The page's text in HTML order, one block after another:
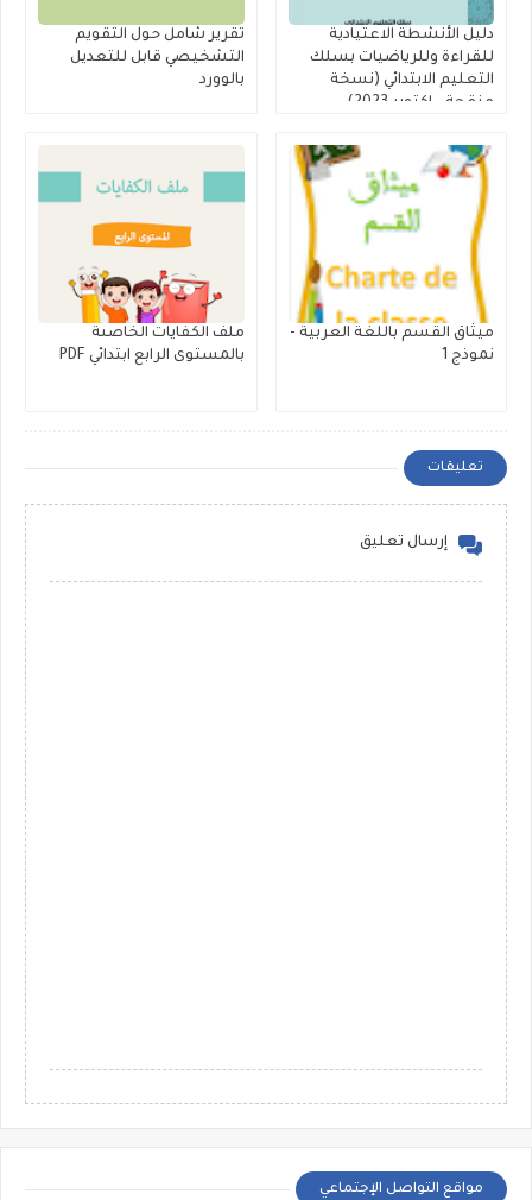
دليل الأنشطة الاعتيادية
للقراءة وللرياضيات بسلك
التعليم الابتدائي (نسخة
منقحة - اكتوبر 2023)
تقرير شامل حول التقويم
التشخيصي قابل للتعديل
بالوورد
ميثاق القسم باللغة العربية -
نموذج 1
ملف الكفايات الخاصىة
بالمستوى الرابع ابتدائي PDF
تعليقات
إرسال تعليق
مواقع التواصل الإجتماعي